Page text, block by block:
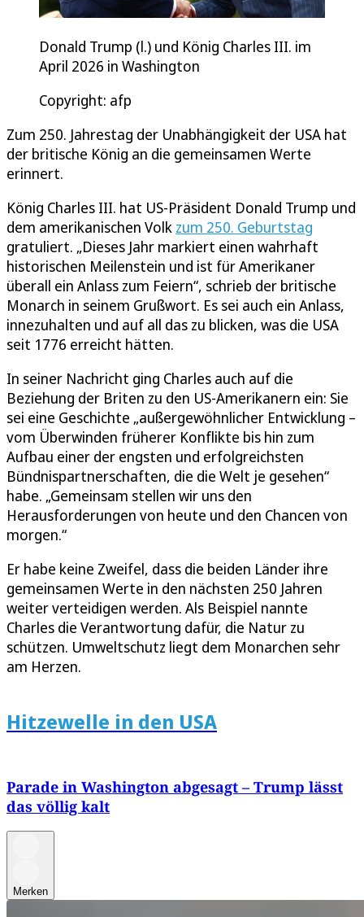
Donald Trump (l.) und König Charles III. im
April 2026 in Washington
Copyright: afp
Zum 250. Jahrestag der Unabhängigkeit der USA hat
der britische König an die gemeinsamen Werte
erinnert.
König Charles III. hat US-Präsident Donald Trump und
dem amerikanischen Volk zum 250. Geburtstag
gratuliert. „Dieses Jahr markiert einen wahrhaft
historischen Meilenstein und ist für Amerikaner
überall ein Anlass zum Feiern“, schrieb der britische
Monarch in seinem Grußwort. Es sei auch ein Anlass,
innezuhalten und auf all das zu blicken, was die USA
seit 1776 erreicht hätten.
In seiner Nachricht ging Charles auch auf die
Beziehung der Briten zu den US-Amerikanern ein: Sie
sei eine Geschichte „außergewöhnlicher Entwicklung –
vom Überwinden früherer Konflikte bis hin zum
Aufbau einer der engsten und erfolgreichsten
Bündnispartnerschaften, die die Welt je gesehen“
habe. „Gemeinsam stellen wir uns den
Herausforderungen von heute und den Chancen von
morgen.“
Er habe keine Zweifel, dass die beiden Länder ihre
gemeinsamen Werte in den nächsten 250 Jahren
weiter verteidigen werden. Als Beispiel nannte
Charles die Verantwortung dafür, die Natur zu
schützen. Umweltschutz liegt dem Monarchen sehr
am Herzen.
Hitzewelle in den USA
Parade in Washington abgesagt – Trump lässt
das völlig kalt
Merken